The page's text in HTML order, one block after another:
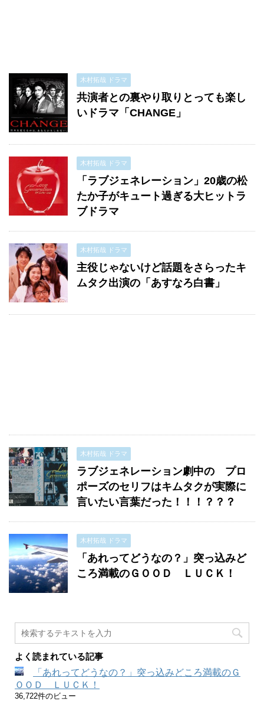
木村拓哉 ドラマ
共演者との裏やり取りとっても楽し
いドラマ「CHANGE」
木村拓哉 ドラマ
「ラブジェネレーション」20歳の松
たか子がキュート過ぎる大ヒットラ
ブドラマ
木村拓哉 ドラマ
主役じゃないけど話題をさらったキ
ムタク出演の「あすなろ白書」
木村拓哉 ドラマ
ラブジェネレーション劇中の プロ
ポーズのセリフはキムタクが実際に
言いたい言葉だった！！！？？？
木村拓哉 ドラマ
「あれってどうなの？」突っ込みど
ころ満載のＧＯＯＤ ＬＵＣＫ！
よく読まれている記事
「あれってどうなの？」突っ込みどころ満載のＧ
ＯＯＤ ＬＵＣＫ！
36,722件のビュー